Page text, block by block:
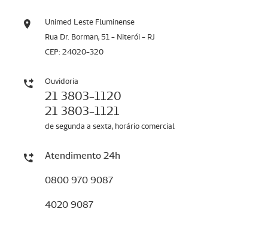
Unimed Leste Fluminense
Rua Dr. Borman, 51 - Niterói - RJ
CEP: 24020-320
Ouvidoria
21 3803-1120
21 3803-1121
de segunda a sexta, horário comercial
Atendimento 24h
0800 970 9087
4020 9087